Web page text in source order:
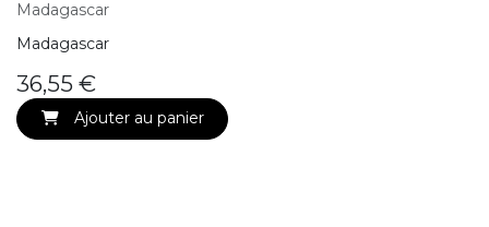
Madagascar
Madagascar
36,55 €
Ajouter au panier